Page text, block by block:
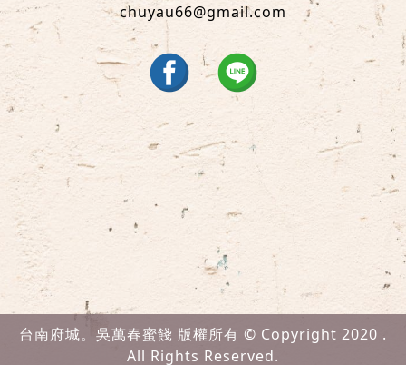
chuyau66@gmail.com
台南府城。吳萬春蜜餞 版權所有 © Copyright 2020 .
All Rights Reserved.